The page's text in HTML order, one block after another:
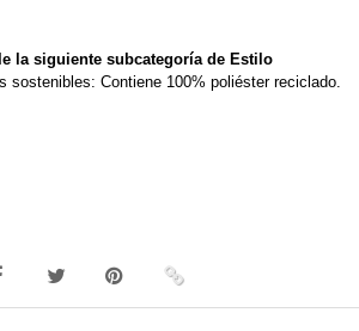
la siguiente subcategoría de Estilo
sostenibles: Contiene 100% poliéster reciclado.